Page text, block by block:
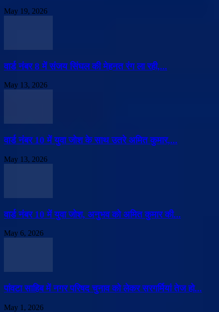
May 19, 2026
वार्ड नंबर 8 में संजय सिंघल की मेहनत रंग ला रही,...
May 13, 2026
वार्ड नंबर 10 में युवा जोश के साथ उतरे अमित कुमार,...
May 13, 2026
वार्ड नंबर 10 में युवा जोश, अनुभव को अमित कुमार की...
May 6, 2026
पांवटा साहिब में नगर परिषद चुनाव को लेकर सरगर्मियां तेज हो...
May 1, 2026